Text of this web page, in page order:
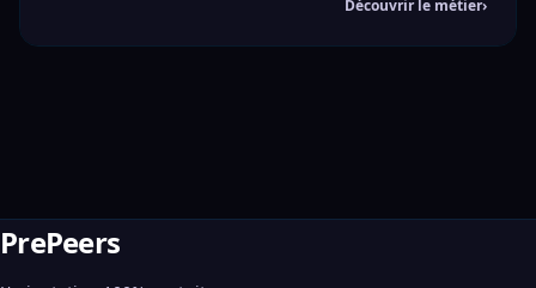
Découvrir le métier›
PrePeers